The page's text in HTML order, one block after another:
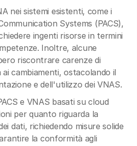
nei sistemi esistenti, come i
Systems (PACS),
ingenti risorse in termini
Inoltre, alcune
riscontrare carenze di
cambiamenti, ostacolando il
e dell'utilizzo dei VNAS.
e VNAS basati su cloud
per quanto riguarda la
dati, richiedendo misure solide
la conformità agli